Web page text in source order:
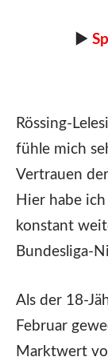
►
Rössing-
fühle mich
Vertrauen
Hier habe
konstant
Bundesliga-
Als der 18-
Februar
Marktwert